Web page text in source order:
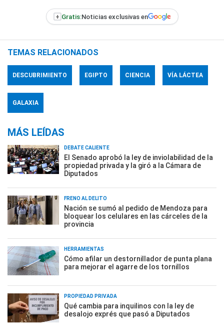
+ Gratis:Noticias exclusivas en
TEMAS RELACIONADOS
DESCUBRIMIENTO EGIPTO CIENCIA VÍA LÁCTEA
GALAXIA
MÁS LEÍDAS
DEBATE CALIENTE
El Senado aprobó la ley de inviolabilidad de la
propiedad privada y la giró a la Cámara de
Diputados
FRENO AL DELITO
Nación se sumó al pedido de Mendoza para
bloquear los celulares en las cárceles de la
provincia
HERRAMIENTAS
Cómo afilar un destornillador de punta plana
para mejorar el agarre de los tornillos
PROPIEDAD PRIVADA
Qué cambia para inquilinos con la ley de
desalojo exprés que pasó a Diputados